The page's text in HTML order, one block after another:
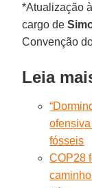
*Atualização
cargo de
Convenção
Leia
fósseis
COP28